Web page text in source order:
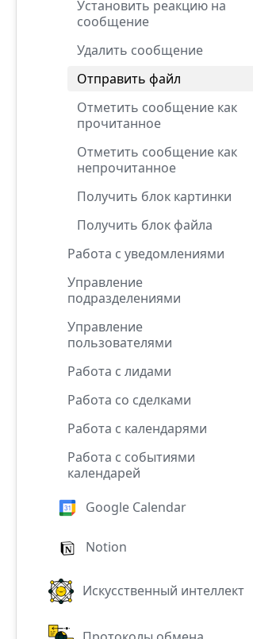
Установить реакцию на
сообщение
Удалить сообщение
Отправить файл
Отметить сообщение как
прочитанное
Отметить сообщение как
непрочитанное
Получить блок картинки
Получить блок файла
Работа с уведомлениями
Управление
подразделениями
Управление
пользователями
Работа с лидами
Работа со сделками
Работа с календарями
Работа с событиями
календарей
Google Calendar
Notion
Искусственный интеллект